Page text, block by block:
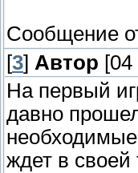
Сообщение
[3] Автор
На первый
давно
ждет в своей